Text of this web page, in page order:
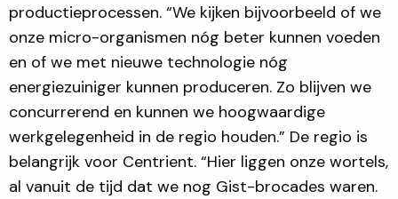
productieprocessen. “We kijken bijvoorbeeld of we
onze micro-organismen nóg beter kunnen voeden
en of we met nieuwe technologie nóg
energiezuiniger kunnen produceren. Zo blijven we
concurrerend en kunnen we hoogwaardige
werkgelegenheid in de regio houden.” De regio is
belangrijk voor Centrient. “Hier liggen onze wortels,
al vanuit de tijd dat we nog Gist-brocades waren.